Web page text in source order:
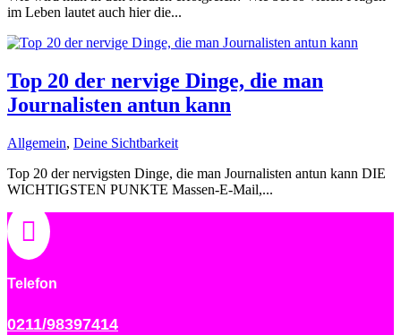
im Leben lautet auch hier die...
Top 20 der nervige Dinge, die man
Journalisten antun kann
Allgemein, Deine Sichtbarkeit
Top 20 der nervigsten Dinge, die man Journalisten antun kann DIE
WICHTIGSTEN PUNKTE Massen-E-Mail,...

Telefon
0211/98397414